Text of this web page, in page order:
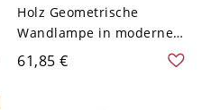
Holz Geometrische
Wandlampe in moderner
Einfachheit mit Glas
Schirm - 110V-120V
61,85 €